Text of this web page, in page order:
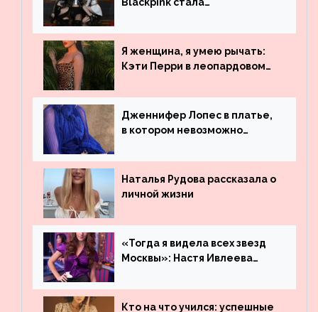
просмотрам на YouTube. Они
обогнали даже Джастина
Бибера
Я женщина, я умею рычать:
Кэти Перри в леопардовом
Дженнифер Лопес в платье,
в котором невозможно
Наталья Рудова рассказала о
личной жизни
«Тогда я видела всех звезд
Москвы»: Настя Ивлеева
популярности и выложила
архивные фото
Кто на что учился: успешные